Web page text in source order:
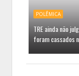
POLÊMICA
TRE ainda não
foram cassados